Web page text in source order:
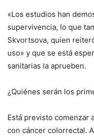
«Los estudios han
supervivencia, lo que
Skvortsova, quien
uso» y que se está
sanitarias la aprueben.
¿Quiénes serán los
Está previsto comenzar
con cáncer colorrectal.